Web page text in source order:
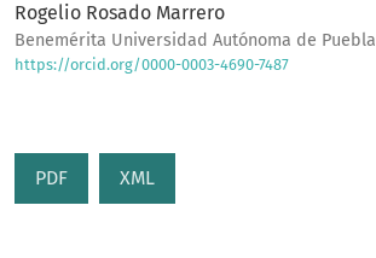
Rogelio Rosado Marrero
Benemérita Universidad Autónoma de Puebla
https://orcid.org/0000-0003-4690-7487
PDF XML